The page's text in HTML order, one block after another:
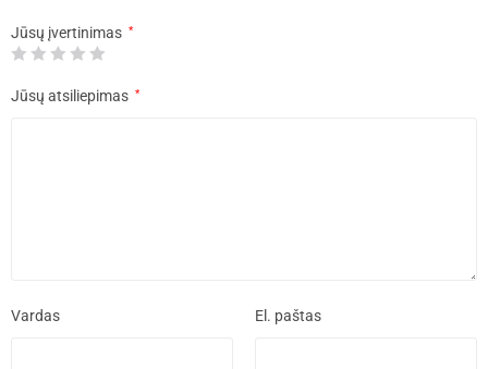
Jūsų įvertinimas *
Jūsų atsiliepimas *
Vardas El. paštas